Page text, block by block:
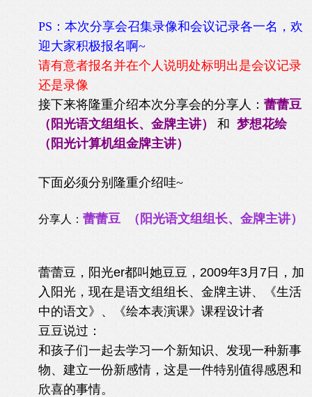
PS：本次分享会召集录像和会议记录各一名，欢
迎大家积极报名啊~
请有意者报名并在个人说明处标明出是会议记录
还是录像
接下来将隆重介绍本次分享会的分享人： 蕾蕾豆
（阳光语文组组长、金牌主讲）
和 梦想花绘
（阳光计算机组金牌主讲）
下面必须分别隆重介绍哇~
分享人： 蕾蕾豆 （阳光语文组组长、金牌主讲）
蕾蕾豆，阳光er都叫她豆豆， 2009年3月7日，加
入阳光，现在是语文组组长、金牌主讲、《生活
中的语文》、《绘本表演课》课程设计者
豆豆说过：
和孩子们一起去学习一个新知识、发现一种新事
物、建立一份新感情，这是一件特别值得感恩和
欣喜的事情。